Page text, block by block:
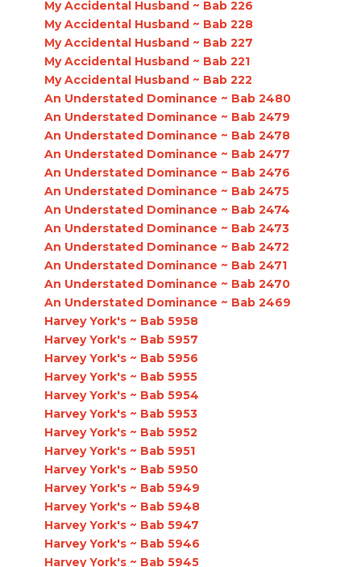
My Accidental Husband ~ Bab 226
My Accidental Husband ~ Bab 228
My Accidental Husband ~ Bab 227
My Accidental Husband ~ Bab 221
My Accidental Husband ~ Bab 222
An Understated Dominance ~ Bab 2480
An Understated Dominance ~ Bab 2479
An Understated Dominance ~ Bab 2478
An Understated Dominance ~ Bab 2477
An Understated Dominance ~ Bab 2476
An Understated Dominance ~ Bab 2475
An Understated Dominance ~ Bab 2474
An Understated Dominance ~ Bab 2473
An Understated Dominance ~ Bab 2472
An Understated Dominance ~ Bab 2471
An Understated Dominance ~ Bab 2470
An Understated Dominance ~ Bab 2469
Harvey York's ~ Bab 5958
Harvey York's ~ Bab 5957
Harvey York's ~ Bab 5956
Harvey York's ~ Bab 5955
Harvey York's ~ Bab 5954
Harvey York's ~ Bab 5953
Harvey York's ~ Bab 5952
Harvey York's ~ Bab 5951
Harvey York's ~ Bab 5950
Harvey York's ~ Bab 5949
Harvey York's ~ Bab 5948
Harvey York's ~ Bab 5947
Harvey York's ~ Bab 5946
Harvey York's ~ Bab 5945